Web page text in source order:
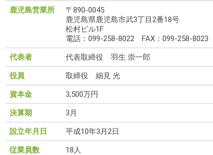
鹿児島営業所
〒890-0045
鹿児島県鹿児島市武3丁目2番18号
松村ビル1F
電話：099-258-8022 FAX：099-258-8023
代表者 代表取締役 羽生 崇一郎
役員 取締役 細見 光
資本金 3,500万円
決算期 3月
設立年月日 平成10年3月2日
従業員数 18人